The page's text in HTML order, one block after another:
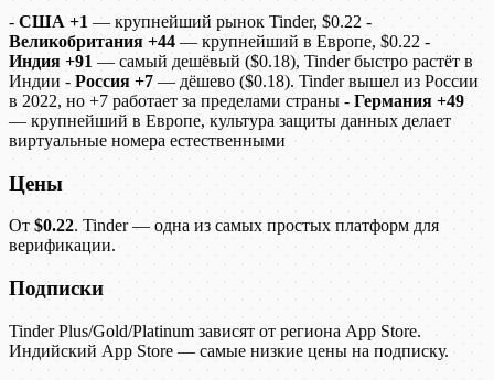
- США +1 — крупнейший рынок Tinder, $0.22 -
Великобритания +44 — крупнейший в Европе, $0.22 -
Индия +91 — самый дешёвый ($0.18), Tinder быстро растёт в
Индии - Россия +7 — дёшево ($0.18). Tinder вышел из России
в 2022, но +7 работает за пределами страны - Германия +49
— крупнейший в Европе, культура защиты данных делает
виртуальные номера естественными
Цены
От $0.22. Tinder — одна из самых простых платформ для
верификации.
Подписки
Tinder Plus/Gold/Platinum зависят от региона App Store.
Индийский App Store — самые низкие цены на подписку.